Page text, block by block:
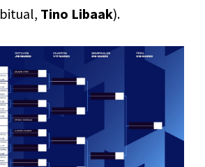
Tino Libaak).